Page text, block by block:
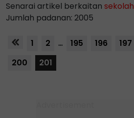
Senarai artikel berkaitan sekolah
Jumlah padanan: 2005
1 2 ... 195 196 197
200
201